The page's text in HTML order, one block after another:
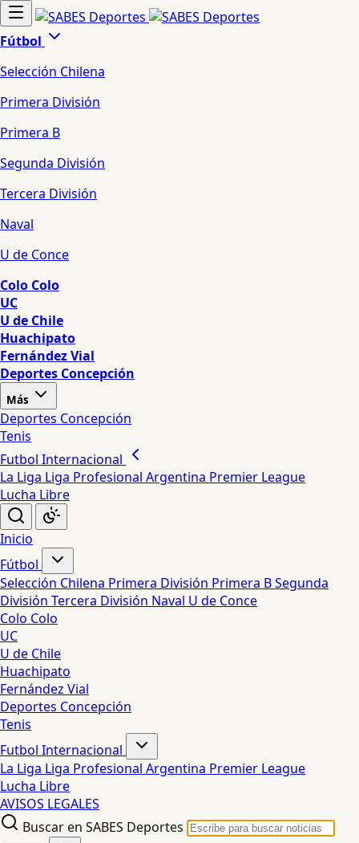
Fútbol
Selección Chilena
Primera División
Primera B
Segunda División
Tercera División
Naval
U de Conce
Colo Colo
UC
U de Chile
Huachipato
Fernández Vial
Deportes Concepción
Más
Deportes Concepción
Tenis
Futbol Internacional
La Liga Liga Profesional Argentina Premier League
Lucha Libre
Inicio
Fútbol
Selección Chilena Primera División Primera BSegunda
División Tercera División Naval U de Conce
Colo Colo
UC
U de Chile
Huachipato
Fernández Vial
Deportes Concepción
Tenis
Futbol Internacional
La Liga Liga Profesional Argentina Premier League
Lucha Libre
AVISOS LEGALES
Buscar en SABES Deportes